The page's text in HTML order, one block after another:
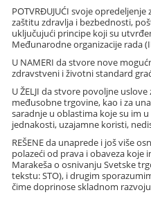
POTVRĐUJUĆI svoje
zaštitu zdravlja i bezbednosti,
uključujući principe koji su
Međunarodne organizacije rada
U NAMERI da stvore nove
zdravstveni i životni standard
U ŽELJI da stvore povoljne
međusobne trgovine, kao i za
saradnje u oblastima koje su im
jednakosti, uzajamne koristi,
REŠENE da unaprede i još više
polazeći od prava i obaveza koje
Marakeša o osnivanju Svetske
tekstu: STO), i drugim
čime doprinose skladnom